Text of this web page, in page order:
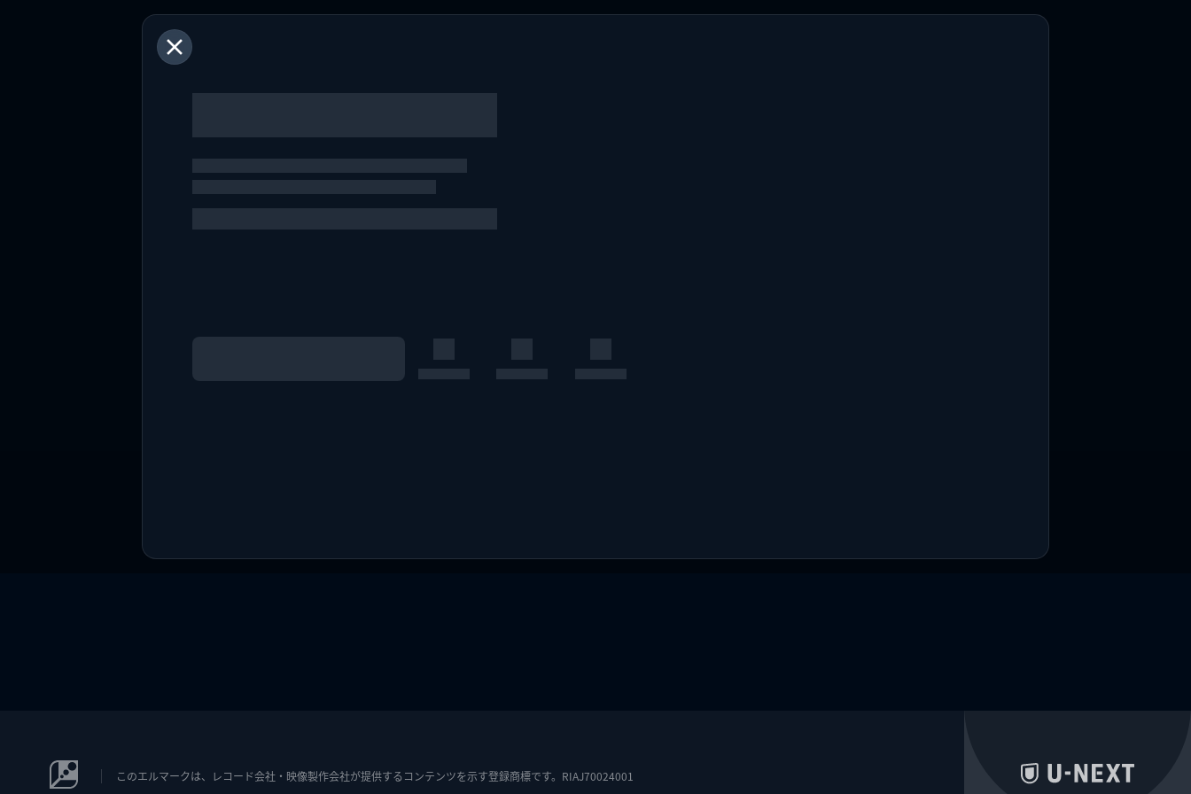
このエルマークは、レコード会社・映像製作会社が提供するコンテンツを示す登録商標です。RIAJ70024001